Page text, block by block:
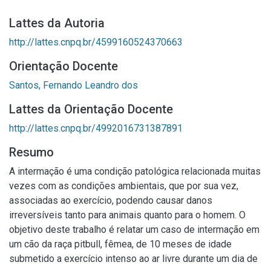
Lattes da Autoria
http://lattes.cnpq.br/4599160524370663
Orientação Docente
Santos, Fernando Leandro dos
Lattes da Orientação Docente
http://lattes.cnpq.br/4992016731387891
Resumo
A intermação é uma condição patológica relacionada muitas
vezes com as condições ambientais, que por sua vez,
associadas ao exercício, podendo causar danos
irreversíveis tanto para animais quanto para o homem. O
objetivo deste trabalho é relatar um caso de intermação em
um cão da raça pitbull, fêmea, de 10 meses de idade
submetido a exercício intenso ao ar livre durante um dia de